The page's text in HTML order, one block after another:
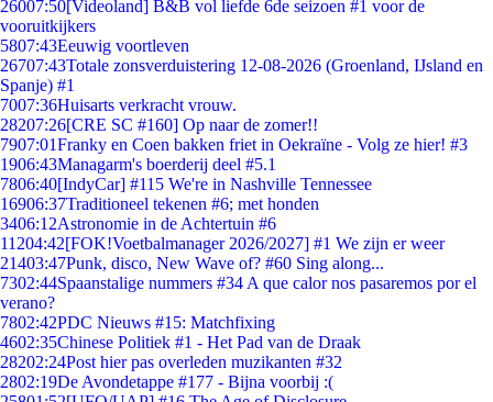
26007:50[Videoland] B&B vol liefde 6de seizoen #1 voor de
vooruitkijkers
5807:43Eeuwig voortleven
26707:43Totale zonsverduistering 12-08-2026 (Groenland, IJsland en
Spanje) #1
7007:36Huisarts verkracht vrouw.
28207:26[CRE SC #160] Op naar de zomer!!
7907:01Franky en Coen bakken friet in Oekraïne - Volg ze hier! #3
1906:43Managarm's boerderij deel #5.1
7806:40[IndyCar] #115 We're in Nashville Tennessee
16906:37Traditioneel tekenen #6; met honden
3406:12Astronomie in de Achtertuin #6
11204:42[FOK!Voetbalmanager 2026/2027] #1 We zijn er weer
21403:47Punk, disco, New Wave of? #60 Sing along...
7302:44Spaanstalige nummers #34 A que calor nos pasaremos por el
verano?
7802:42PDC Nieuws #15: Matchfixing
4602:35Chinese Politiek #1 - Het Pad van de Draak
28202:24Post hier pas overleden muzikanten #32
2802:19De Avondetappe #177 - Bijna voorbij :(